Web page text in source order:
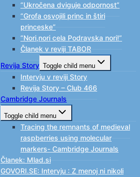
“Ukročena dviguje odpornost”
“Grofa osvojili princ in štiri
princeske”
“Nori,nori cela Podravska nori!”
Članek v reviji TABOR
Revija Story Toggle child menu
Intervju v reviji Story
Revija Story – Club 466
Cambridge Journals
Toggle child menu
Tracing the remnants of medieval
raspberries using molecular
markers- Cambridge Journals
Članek: Mlad.si
GOVORI.SE: Intervju : Z menoj ni nikoli